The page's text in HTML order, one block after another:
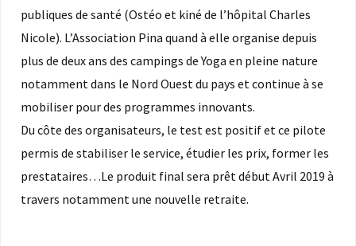
publiques de santé (Ostéo et kiné de l’hôpital Charles
Nicole). L’Association Pina quand à elle organise depuis
plus de deux ans des campings de Yoga en pleine nature
notamment dans le Nord Ouest du pays et continue à se
mobiliser pour des programmes innovants.
Du côte des organisateurs, le test est positif et ce pilote
permis de stabiliser le service, étudier les prix, former les
prestataires…Le produit final sera prêt début Avril 2019 à
travers notamment une nouvelle retraite.